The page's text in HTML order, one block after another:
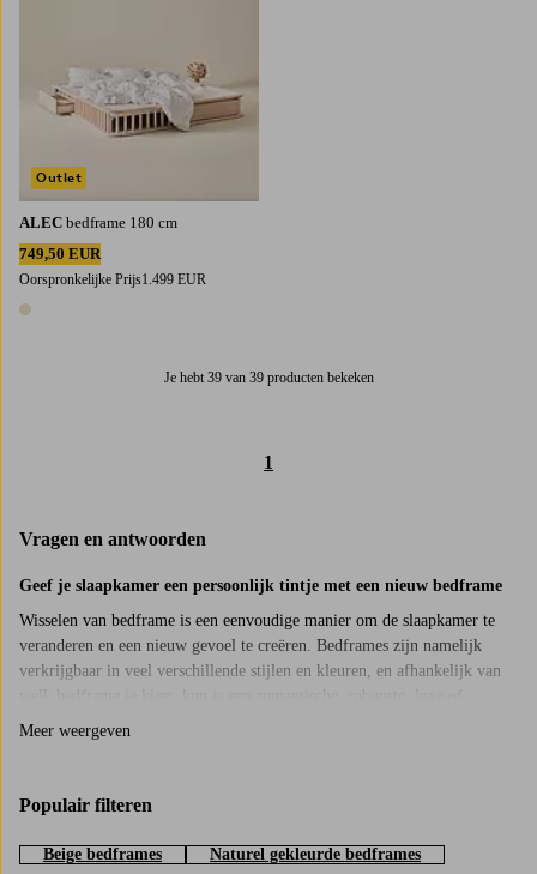
ALEC bedframe 180 cm
749,50 EUR
Oorspronkelijke Prijs1.499 EUR
1 kleur
Outlet
Je hebt 39 van 39 producten bekeken
1
Vragen en antwoorden
Geef je slaapkamer een persoonlijk tintje met een nieuw bedframe
Wisselen van bedframe is een eenvoudige manier om de slaapkamer te
veranderen en een nieuw gevoel te creëren. Bedframes zijn namelijk
verkrijgbaar in veel verschillende stijlen en kleuren, en afhankelijk van
landelijke sfeer krijgen in je slaapkamer. Het matras, het dekbed en
heeft ook invloed op hoe goed je slaapt. Het bedframe verhoogt de
voor een goede nachtrust. Probeer een slaapkamer te creëren die
Meer weergeven
Populair filteren
Beige bedframes
Naturel gekleurde bedframes